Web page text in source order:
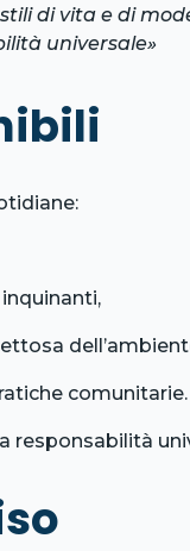
di vita e di
universale»
comunitarie.
responsabilità